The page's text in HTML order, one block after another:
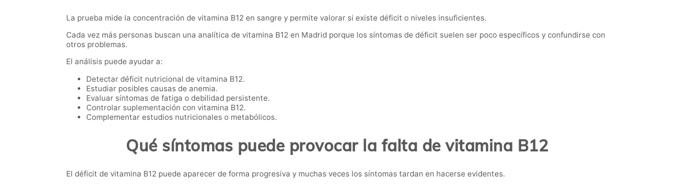
La prueba mide la concentración de vitamina B12 en sangre y permite valorar si existe déficit o niveles insuficientes.
Cada vez más personas buscan una analítica de vitamina B12 en Madrid porque los síntomas de déficit suelen ser poco específicos y confundirse con
otros problemas.
El análisis puede ayudar a:
Detectar déficit nutricional de vitamina B12.
Estudiar posibles causas de anemia.
Evaluar síntomas de fatiga o debilidad persistente.
Controlar suplementación con vitamina B12.
Complementar estudios nutricionales o metabólicos.
Qué síntomas puede provocar la falta de vitamina B12
El déficit de vitamina B12 puede aparecer de forma progresiva y muchas veces los síntomas tardan en hacerse evidentes.